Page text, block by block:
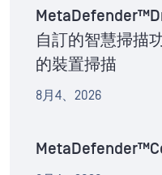
自訂的智慧掃描
的裝置掃描
8月4、2026